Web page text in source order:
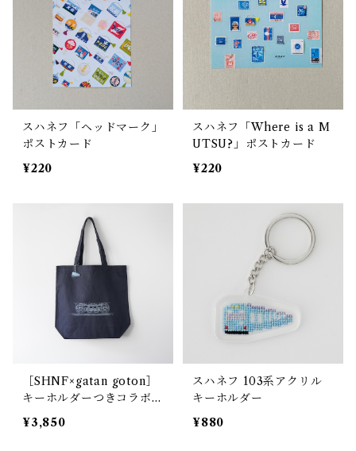
スハネフ「ヘッドマーク」
ポストカード
¥220
スハネフ「Where is a M
UTSU?」ポストカード
¥220
［SHNF×gatan goton］
キーホルダーつきコラボ台
車トートバッグ
¥3,850
スハネフ 103系アクリル
キーホルダー
¥880